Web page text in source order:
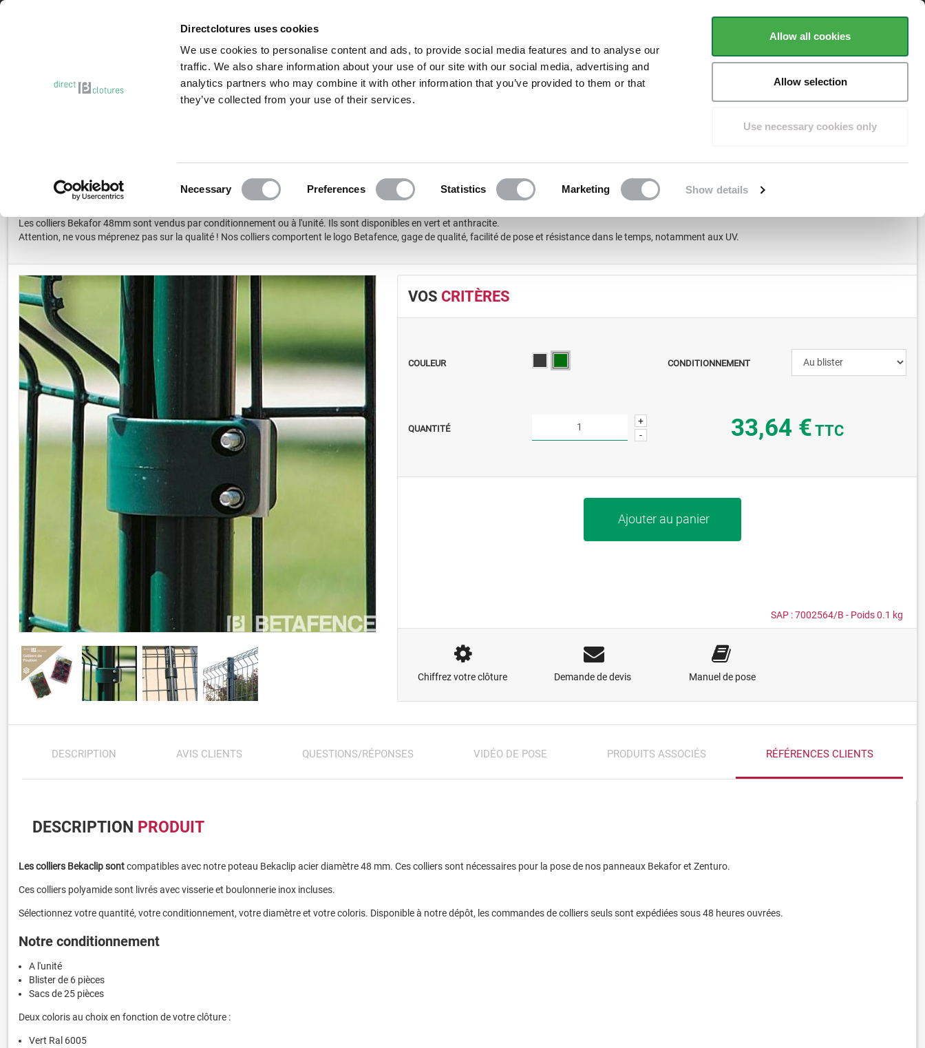
Directclotures uses cookies
We use cookies to personalise content and ads, to provide social media features and to analyse our
traffic. We also share information about your use of our site with our social media, advertising and
analytics partners who may combine it with other information that you’ve provided to them or that
they’ve collected from your use of their services.
Necessary Preferences Statistics Marketing Show details
Allow all cookies
Allow selection
Use necessary cookies only
Basé surplus de 1500 avisTrustpilot
BEKAFOR| COLLIERS DE FIXATION 48 MM
Les colliers Bekafor 48mm sont vendus par conditionnement ou à l'unité. Ils sont disponibles en vert et anthracite.
Attention, ne vous méprenez pas sur la qualité ! Nos colliers comportent le logo Betafence, gage de qualité, facilité de pose et résistance dans le temps, notamment aux UV.
VOS CRITÈRES
COULEUR CONDITIONNEMENT
QUANTITÉ
+
-
33,64 € TTC
Ajouter au panier
SAP :7002564/B - Poids0.1 kg
Chiffrez votre clôture Demande de devis Manuel de pose
DESCRIPTION AVIS CLIENTS QUESTIONS/RÉPONSES VIDÉO DE POSE PRODUITS ASSOCIÉS RÉFÉRENCES CLIENTS
DESCRIPTION PRODUIT
Les colliers Bekaclip sontcompatibles avec notre poteau Bekaclip acier diamètre 48 mm. Ces colliers sont nécessaires pour la pose de nos panneaux Bekafor et Zenturo.
Ces colliers polyamide sont livrés avec visserie et boulonnerie inox incluses.
Sélectionnez votre quantité, votre conditionnement, votre diamètre et votre coloris. Disponible à notre dépôt, les commandes de colliers seuls sont expédiées sous 48 heures ouvrées.
Notre conditionnement
A l'unité
Blister de 6 pièces
Sacs de 25 pièces
Deux coloris au choix en fonction de votre clôture :
Vert Ral 6005